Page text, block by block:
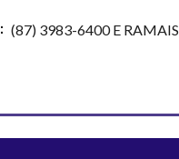
:(87) 3983-6400 E RAMAIS